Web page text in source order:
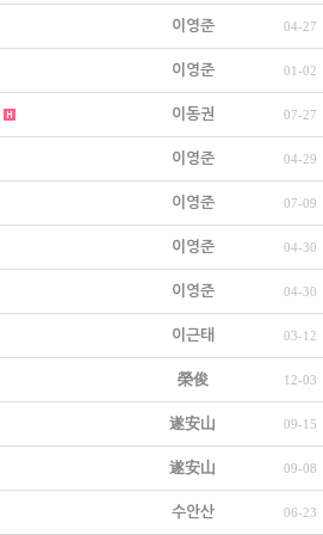
이영준 04-27
이영준 01-02
이동권 07-27
이영준 04-29
이영준 07-09
이영준 04-30
이영준 04-30
이근태 03-12
榮俊 12-03
遂安山 09-15
遂安山 09-08
수안산 06-23